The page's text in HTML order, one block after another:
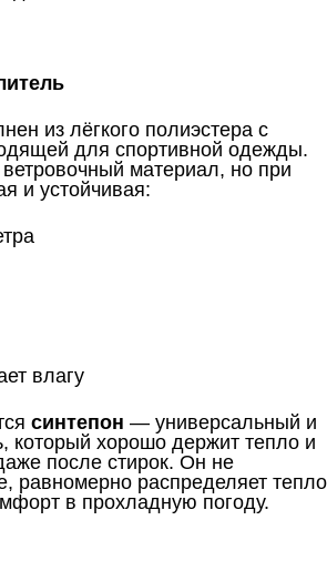
из лёгкого полиэстера с
для спортивной одежды.
материал, но при
и устойчивая:
влагу
синтепон — универсальный и
который хорошо держит тепло и
после стирок. Он не
равномерно распределяет тепло
в прохладную погоду.